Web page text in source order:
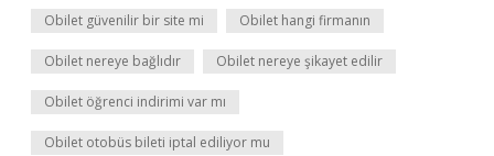
Obilet güvenilir bir site mi Obilet hangi firmanın
Obilet nereye bağlıdır Obilet nereye şikayet edilir
Obilet öğrenci indirimi var mı
Obilet otobüs bileti iptal ediliyor mu